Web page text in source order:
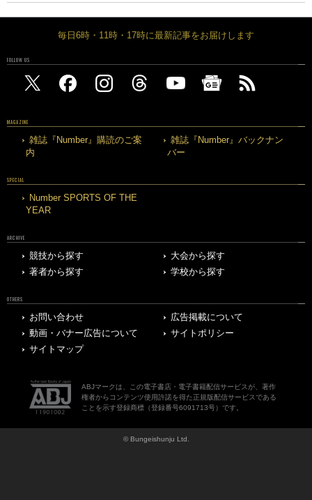
毎日6時・11時・17時に最新記事をお届けします
FOLLOW US
MAGAZINE
雑誌『Number』購読のご案
内
雑誌『Number』バックナン
バー
SPECIAL
Number SPORTS OF THE
YEAR
ARCHIVE
競技から探す
大会から探す
著者から探す
学校から探す
OTHERS
お問い合わせ
広告掲載について
動画・バナー広告について
サイトポリシー
サイトマップ
ABJマークは、この電子書店・電子書籍配信サービスが、著作
権者からコンテンツ使用許諾を得た正規版配信サービスである
ことを示す登録商標（登録番号6091713号）です。
© Bungeishunju Ltd.